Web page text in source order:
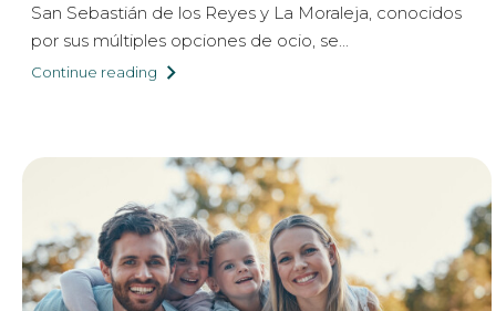
San Sebastián de los Reyes y La Moraleja, conocidos
por sus múltiples opciones de ocio, se...
Continue reading